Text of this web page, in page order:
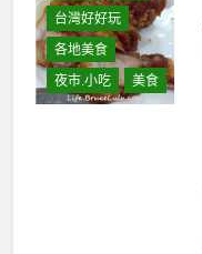
台灣好好玩
各地美食
夜市.小吃
美食